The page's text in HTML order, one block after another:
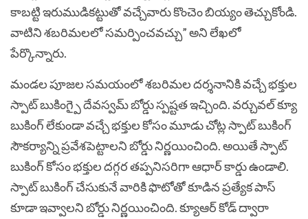
కాబట్టి ఇరుముడికట్టుతో వచ్చేవారు కొంచెం బియ్యం తెచ్చుకోండి.
వాటిని శబరిమలలో సమర్పించవచ్చు” అని లేఖలో
పేర్కొన్నారు.
మండల పూజల సమయంలో శబరిమల దర్శనానికి వచ్చే భక్తుల
స్పాట్ బుకింగ్పై దేవస్వమ్ బోర్డు స్పష్టత ఇచ్చింది. వర్చువల్ క్యూ
బుకింగ్ లేకుండా వచ్చే భక్తుల కోసం మూడు చోట్ల స్పాట్ బుకింగ్
సౌకర్యాన్ని ప్రవేశపెట్టాలని బోర్డు నిర్ణయించింది. అయితే స్పాట్
బుకింగ్ కోసం భక్తుల దగ్గర తప్పనిసరిగా ఆధార్ కార్డు ఉండాలి.
స్పాట్ బుకింగ్ చేసుకునే వారికి ఫొటోతో కూడిన ప్రత్యేక పాస్
కూడా ఇవ్వాలని బోర్డు నిర్ణయించింది. క్యూఆర్ కోడ్ ద్వారా